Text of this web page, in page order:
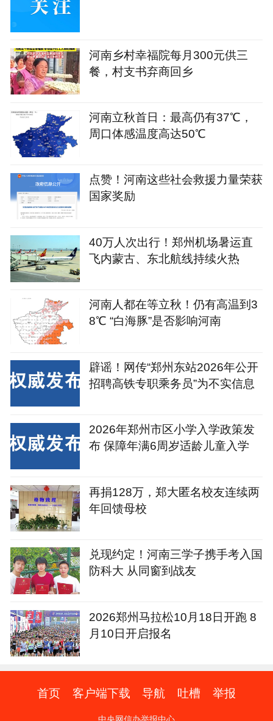
河南乡村幸福院每月300元供三
餐，村支书弃商回乡
河南立秋首日：最高仍有37℃，
周口体感温度高达50℃
点赞！河南这些社会救援力量荣获
国家奖励
40万人次出行！郑州机场暑运直
飞内蒙古、东北航线持续火热
河南人都在等立秋！仍有高温到3
8℃ “白海豚”是否影响河南
辟谣！网传“郑州东站2026年公开
招聘高铁专职乘务员”为不实信息
2026年郑州市区小学入学政策发
布 保障年满6周岁适龄儿童入学
再捐128万，郑大匿名校友连续两
年回馈母校
兑现约定！河南三学子携手考入国
防科大 从同窗到战友
2026郑州马拉松10月18日开跑 8
月10日开启报名
首页 客户端下载 导航 吐槽 举报